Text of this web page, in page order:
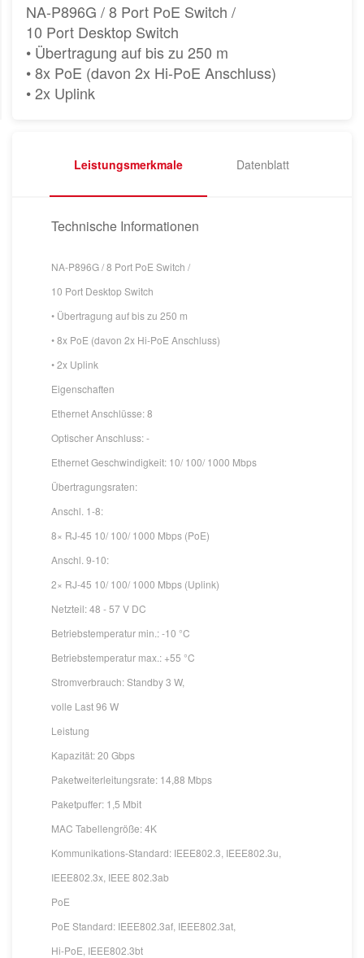
NA-P896G / 8 Port PoE Switch /
10 Port Desktop Switch
• Übertragung auf bis zu 250 m
• 8x PoE (davon 2x Hi-PoE Anschluss)
• 2x Uplink
Leistungsmerkmale Datenblatt
Technische Informationen
NA-P896G / 8 Port PoE Switch /
10 Port Desktop Switch
• Übertragung auf bis zu 250 m
• 8x PoE (davon 2x Hi-PoE Anschluss)
• 2x Uplink
Eigenschaften
Ethernet Anschlüsse: 8
Optischer Anschluss: -
Ethernet Geschwindigkeit: 10/ 100/ 1000 Mbps
Übertragungsraten:
Anschl. 1-8:
8× RJ-45 10/ 100/ 1000 Mbps (PoE)
Anschl. 9-10:
2× RJ-45 10/ 100/ 1000 Mbps (Uplink)
Netzteil: 48 - 57 V DC
Betriebstemperatur min.: -10 °C
Betriebstemperatur max.: +55 °C
Stromverbrauch: Standby 3 W,
volle Last 96 W
Leistung
Kapazität: 20 Gbps
Paketweiterleitungsrate: 14,88 Mbps
Paketpuffer: 1,5 Mbit
MAC Tabellengröße: 4K
Kommunikations-Standard: IEEE802.3, IEEE802.3u,
IEEE802.3x, IEEE 802.3ab
PoE
PoE Standard: IEEE802.3af, IEEE802.3at,
Hi-PoE, IEEE802.3bt